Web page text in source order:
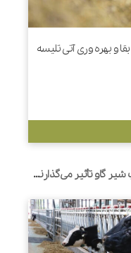
و بهره وری آتی تلیسه
افزودن دانه کلزا بر ترکیب اسیدهای چرب شیر گاو تأثیر می‌گذارند- یک متاآنالیز